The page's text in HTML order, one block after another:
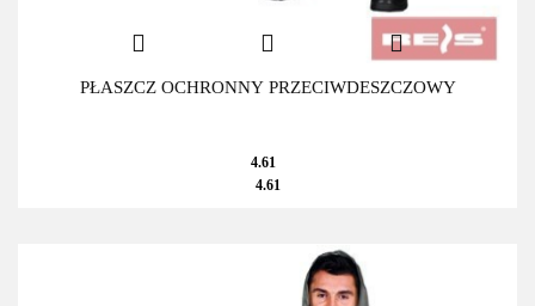
PŁASZCZ OCHRONNY PRZECIWDESZCZOWY
4.61
4.61